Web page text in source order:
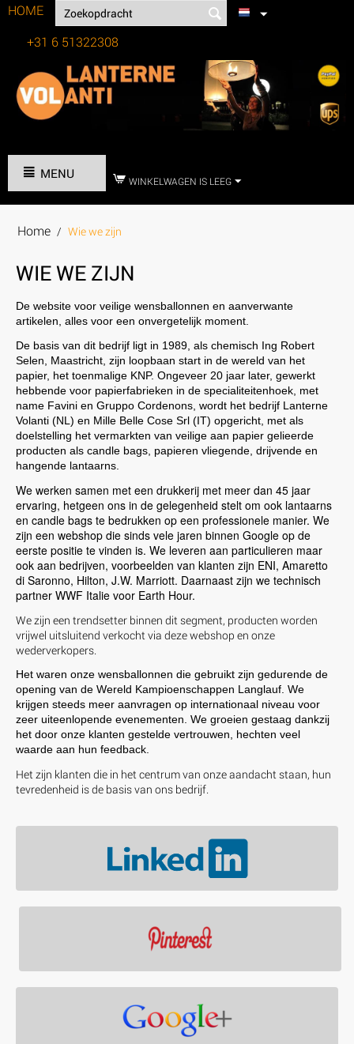
HOME
+31 6 51322308
MENU WINKELWAGEN IS LEEG
Home / Wie we zijn
WIE WE ZIJN
De website voor veilige wensballonnen en aanverwante
artikelen, alles voor een onvergetelijk moment.
De basis van dit bedrijf ligt in 1989, als chemisch Ing Robert
Selen, Maastricht, zijn loopbaan start in de wereld van het
papier, het toenmalige KNP. Ongeveer 20 jaar later, gewerkt
hebbende voor papierfabrieken in de specialiteitenhoek, met
name Favini en Gruppo Cordenons, wordt het bedrijf Lanterne
Volanti (NL) en Mille Belle Cose Srl (IT) opgericht, met als
doelstelling het vermarkten van veilige aan papier gelieerde
producten als candle bags, papieren vliegende, drijvende en
hangende lantaarns.
We werken samen met een drukkerij met meer dan 45 jaar
ervaring, hetgeen ons in de gelegenheid stelt om ook lantaarns
en candle bags te bedrukken op een professionele manier. We
zijn een webshop die sinds vele jaren binnen Google op de
eerste positie te vinden is. We leveren aan particulieren maar
ook aan bedrijven, voorbeelden van klanten zijn ENI, Amaretto
di Saronno, Hilton, J.W. Marriott. Daarnaast zijn we technisch
partner WWF Italie voor Earth Hour.
We zijn een trendsetter binnen dit segment, producten worden
vrijwel uitsluitend verkocht via deze webshop en onze
wederverkopers.
Het waren onze wensballonnen die gebruikt zijn gedurende de
opening van de Wereld Kampioenschappen Langlauf. We
krijgen steeds meer aanvragen op internationaal niveau voor
zeer uiteenlopende evenementen. We groeien gestaag dankzij
het door onze klanten gestelde vertrouwen, hechten veel
waarde aan hun feedback.
Het zijn klanten die in het centrum van onze aandacht staan, hun
tevredenheid is de basis van ons bedrijf.